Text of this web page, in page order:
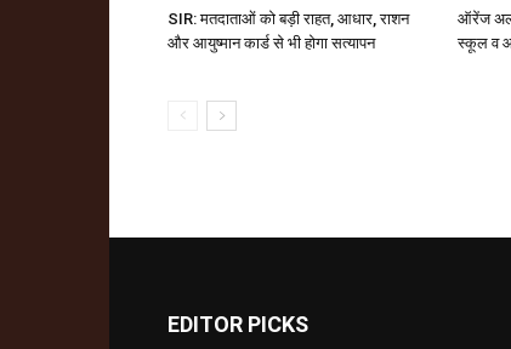
SIR: मतदाताओं को बड़ी राहत, आधार, राशन
और आयुष्मान कार्ड से भी होगा सत्यापन
ऑरेंज
स्कूल व
EDITOR PICKS